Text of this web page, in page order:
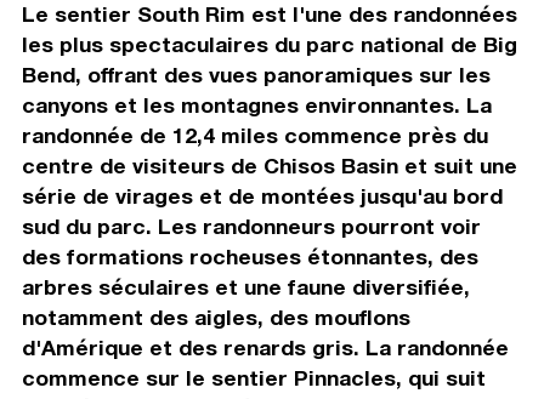
Le sentier South Rim est l'une des randonnées
les plus spectaculaires du parc national de Big
Bend, offrant des vues panoramiques sur les
canyons et les montagnes environnantes. La
randonnée de 12,4 miles commence près du
centre de visiteurs de Chisos Basin et suit une
série de virages et de montées jusqu'au bord
sud du parc. Les randonneurs pourront voir
des formations rocheuses étonnantes, des
arbres séculaires et une faune diversifiée,
notamment des aigles, des mouflons
d'Amérique et des renards gris. La randonnée
commence sur le sentier Pinnacles, qui suit